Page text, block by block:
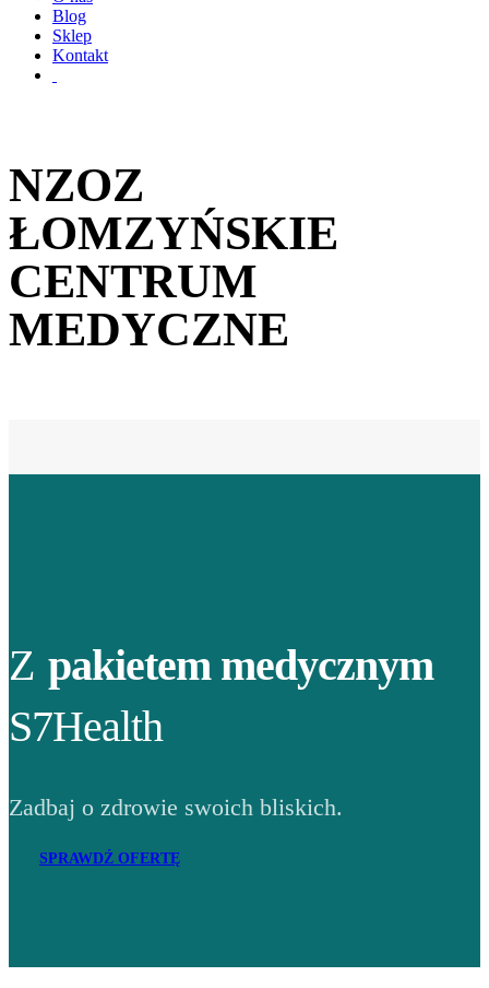
Blog
Sklep
Kontakt
NZOZ
ŁOMZYŃSKIE
CENTRUM
MEDYCZNE
Z pakietem medycznym
S7Health
Zadbaj o zdrowie swoich bliskich.
SPRAWDŹ OFERTĘ